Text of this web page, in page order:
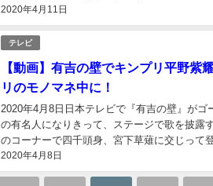
2020年4月11日
テレビ
【動画】有吉の壁でキンプリ平野紫
リのモノマネ中に！
2020年4月8日
2020年4月8日日本テレビで『有吉の壁』が
の有名人になりきって、ステージで歌を披露
のコーナーで四千頭身、宮下草薙に交じって
ァンも多かったようです。 その経緯と動画を